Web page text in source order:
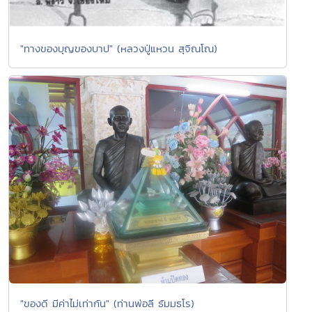
"ทางของบุญของบาป" (หลวงปู่แหวน สุจิณโณ)
"ของดี มีค่าไม่เท่ากัน" (ท่านพ่อลี ธัมมธโร)